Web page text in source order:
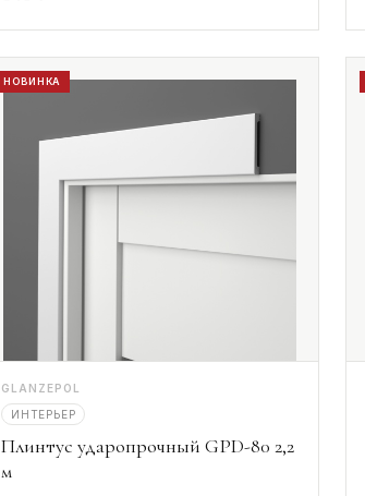
НОВИНКА
GLANZEPOL
ИНТЕРЬЕР
Плинтус ударопрочный GPD-80 2,2
м